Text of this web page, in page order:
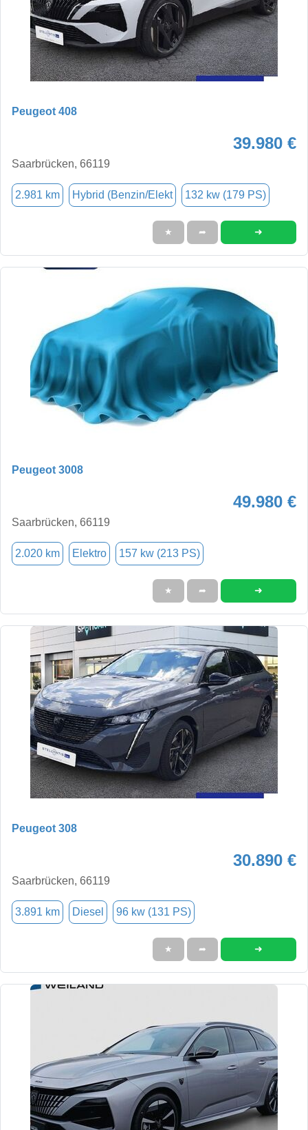
Peugeot 408
39.980 €
Saarbrücken, 66119
2.981 km Hybrid (Benzin/Elekt 132 kw (179 PS)
★ ➦ ➜
Peugeot 3008
49.980 €
Saarbrücken, 66119
2.020 km Elektro 157 kw (213 PS)
★ ➦ ➜
Peugeot 308
30.890 €
Saarbrücken, 66119
3.891 km Diesel 96 kw (131 PS)
★ ➦ ➜